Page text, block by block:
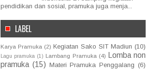
pendidikan dan sosial, pramuka juga menja...
LABEL
Karya Pramuka (2) Kegiatan Sako SIT Madiun (10)
Lagu pramuka (1) Lambang Pramuka (4)
Lomba non
pramuka (15) Materi Pramuka Penggalang (6)